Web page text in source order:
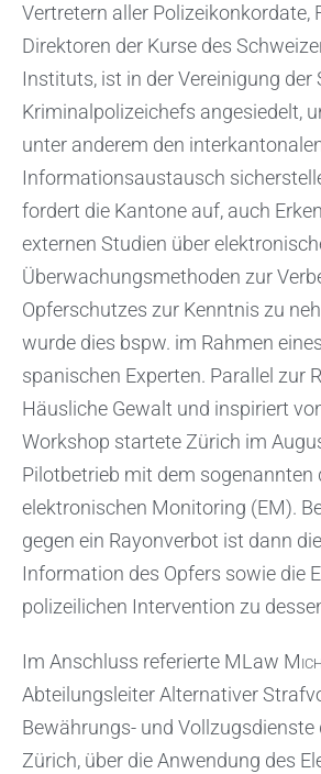
Vertretern aller Polizeikonkordate,
Direktoren der Kurse des
Instituts, ist in der Vereinigung der
Kriminalpolizeichefs angesiedelt,
unter anderem den
Informationsaustausch
fordert die Kantone auf, auch
externen Studien über
Überwachungsmethoden zur
Opferschutzes zur Kenntnis zu
wurde dies bspw. im Rahmen
spanischen Experten. Parallel zur
Häusliche Gewalt und inspiriert
Workshop startete Zürich im
Pilotbetrieb mit dem sogenannten
elektronischen Monitoring (EM).
gegen ein Rayonverbot ist dann
Information des Opfers sowie die
polizeilichen Intervention zu
Im Anschluss referierte MLaw
Abteilungsleiter Alternativer
Bewährungs- und Vollzugsdienste
Zürich, über die Anwendung des